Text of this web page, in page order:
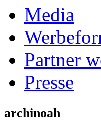
Media
Partner
Presse
archinoah